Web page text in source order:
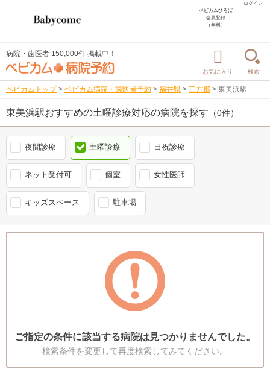
ログイン
ベビカムひろば
会員登録
（無料）
病院・歯医者 150,000件 掲載中！
お気に入り 検索
ベビカムトップ > ベビカム病院・歯医者予約 > 福井県 > 三方郡 > 東美浜駅
東美浜駅おすすめの土曜診療対応の病院を探す （0件）
夜間診療 土曜診療 日祝診療
ネット受付可 個室 女性医師
キッズスペース 駐車場
ご指定の条件に該当する病院は見つかりませんでした。
検索条件を変更して再度検索してみてください。